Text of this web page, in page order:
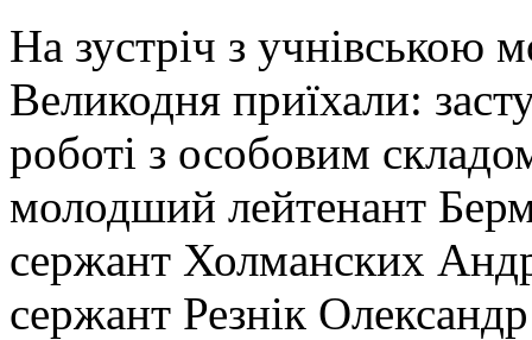
На зустріч з учнівською
Великодня приїхали:
роботі з особовим
молодший лейтенант
сержант Холманских
сержант Резнік